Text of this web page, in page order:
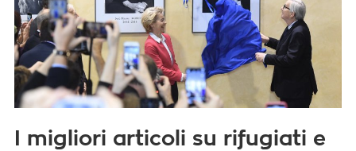
I migliori articoli su rifugiati e